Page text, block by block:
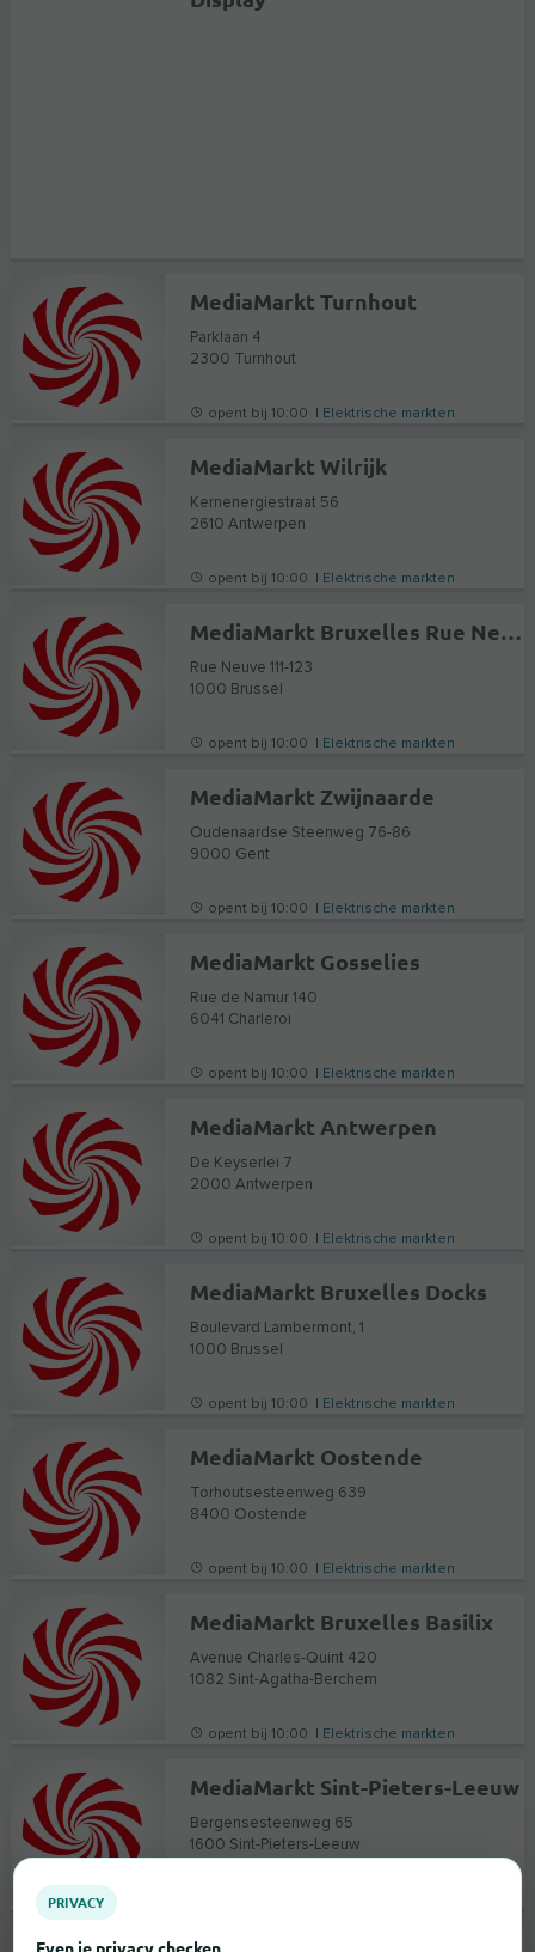
MediaMarkt Turnhout
Parklaan 4
2300 Turnhout
opent bij 10:00 | Elektrische markten
MediaMarkt Wilrijk
Kernenergiestraat 56
2610 Antwerpen
opent bij 10:00 | Elektrische markten
MediaMarkt Bruxelles Rue Neuve
Rue Neuve 111-123
1000 Brussel
opent bij 10:00 | Elektrische markten
MediaMarkt Zwijnaarde
Oudenaardse Steenweg 76-86
9000 Gent
opent bij 10:00 | Elektrische markten
MediaMarkt Gosselies
Rue de Namur 140
6041 Charleroi
opent bij 10:00 | Elektrische markten
MediaMarkt Antwerpen
De Keyserlei 7
2000 Antwerpen
opent bij 10:00 | Elektrische markten
MediaMarkt Bruxelles Docks
Boulevard Lambermont, 1
1000 Brussel
opent bij 10:00 | Elektrische markten
MediaMarkt Oostende
Torhoutsesteenweg 639
8400 Oostende
opent bij 10:00 | Elektrische markten
MediaMarkt Bruxelles Basilix
Avenue Charles-Quint 420
1082 Sint-Agatha-Berchem
opent bij 10:00 | Elektrische markten
MediaMarkt Sint-Pieters-Leeuw
Bergensesteenweg 65
1600 Sint-Pieters-Leeuw
PRIVACY
Even je privacy checken